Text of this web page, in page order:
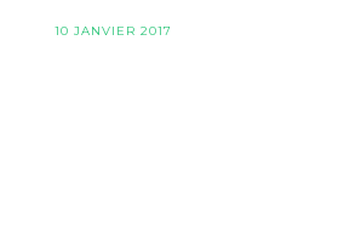
10 JANVIER 2017